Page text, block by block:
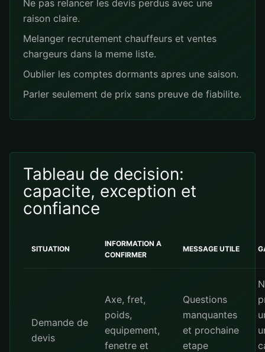
Ne pas relancer les devis perdus avec une
raison claire.
Melanger recrutement chauffeurs et ventes
chargeurs dans la meme liste.
Oublier les comptes dormants apres une saison.
Parler seulement de prix sans preuve de fiabilite.
Tableau de decision:
capacite, exception et
confiance
SITUATION
INFORMATION A
CONFIRMER
MESSAGE UTILE
Demande de
devis
Axe, fret,
poids,
equipement,
fenetre et
Questions
manquantes
et prochaine
etape